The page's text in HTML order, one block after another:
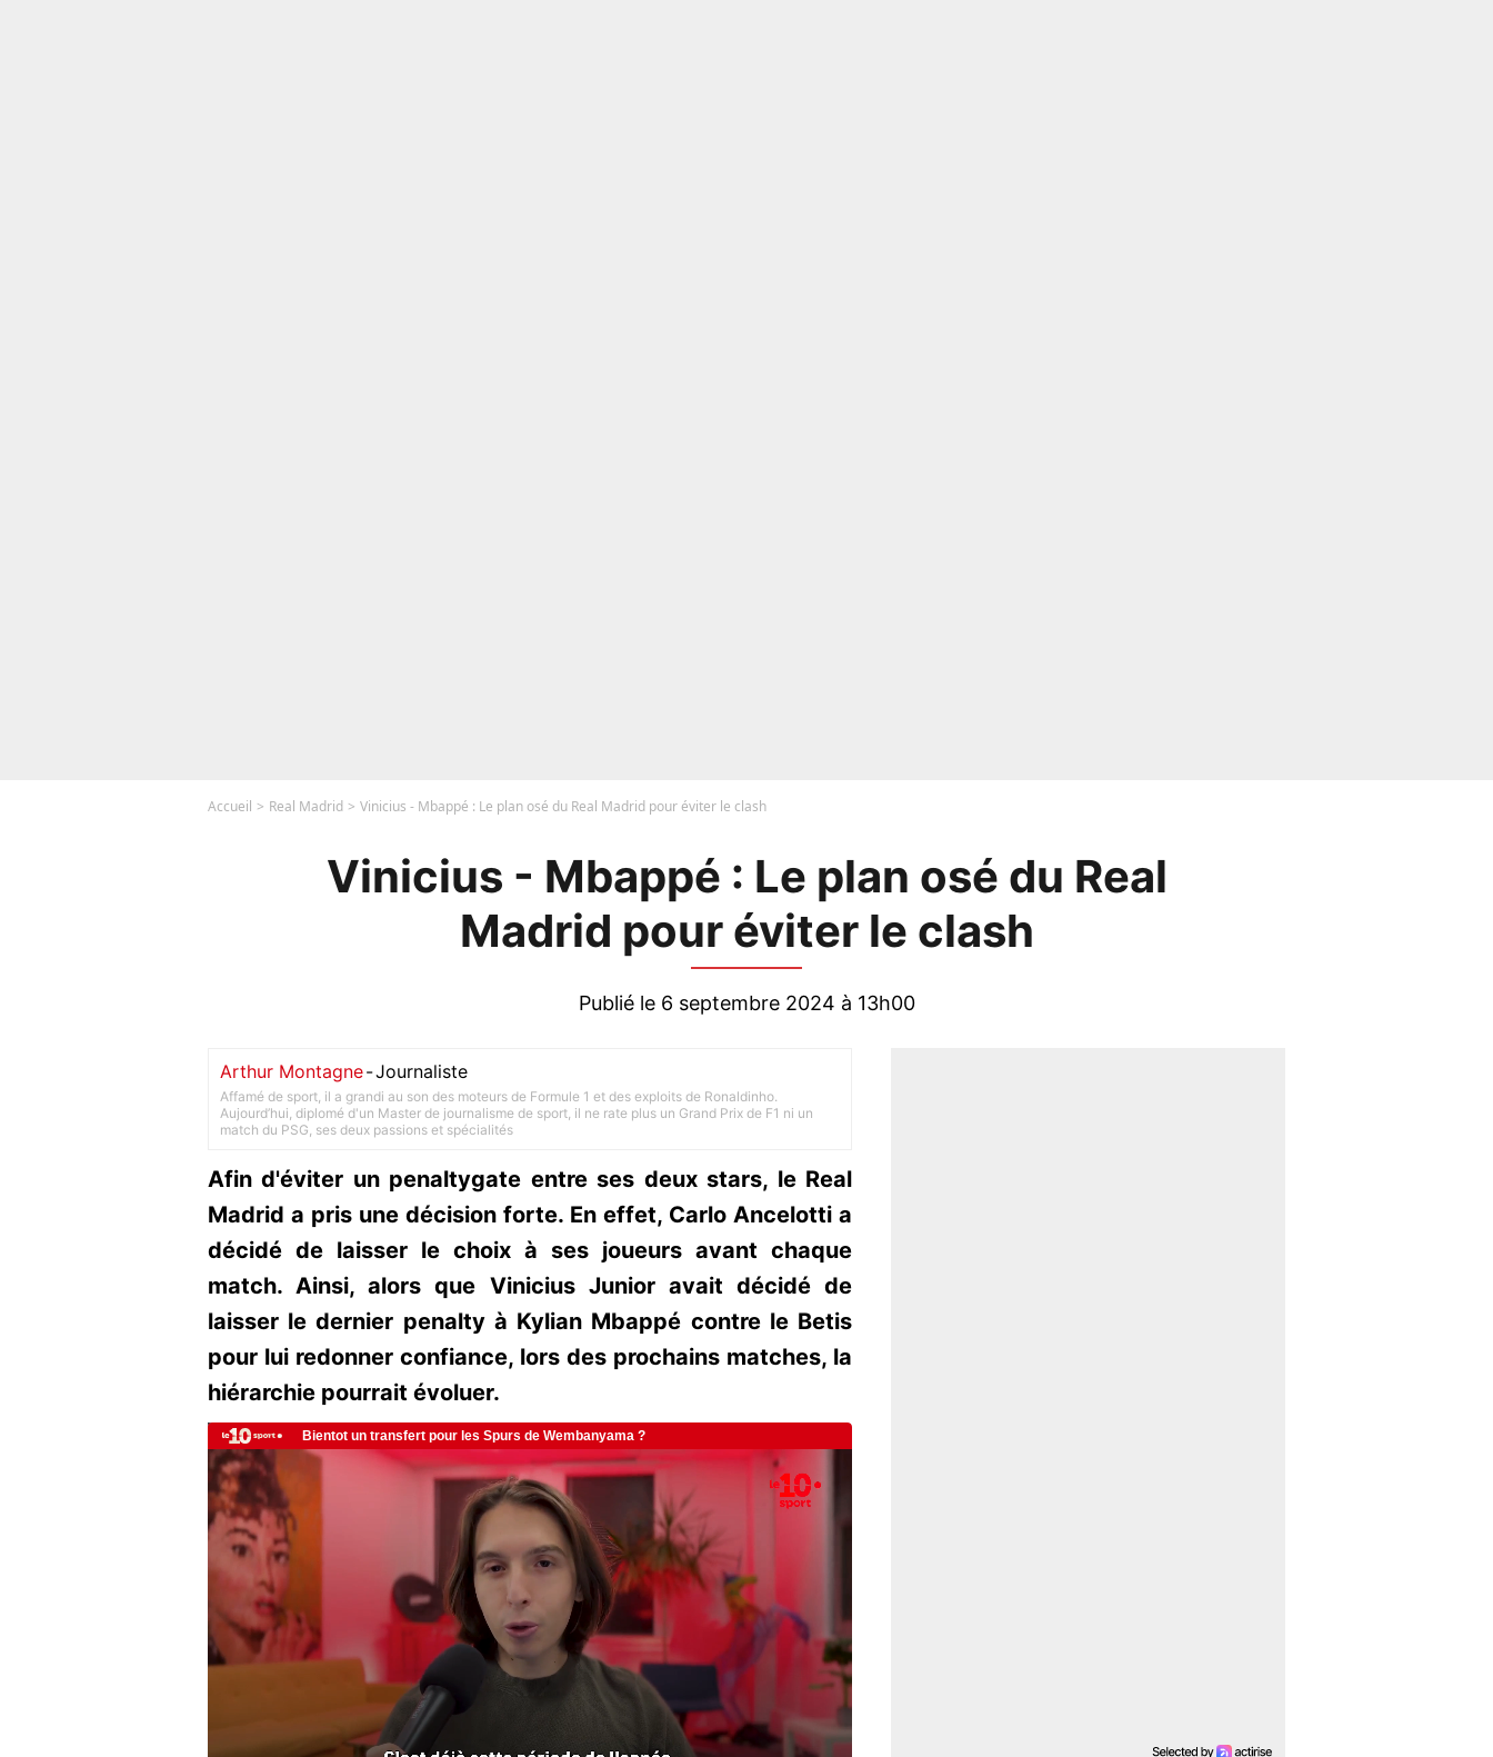
Accueil Real Madrid Vinicius - Mbappé : Le plan osé du Real Madrid pour éviter le clash
Vinicius - Mbappé : Le plan osé du Real
Madrid pour éviter le clash
Publié le 6 septembre 2024 à 13h00
Arthur Montagne-Journaliste
Affamé de sport, il a grandi au son des moteurs de Formule 1 et des exploits de Ronaldinho.
Aujourd’hui, diplomé d'un Master de journalisme de sport, il ne rate plus un Grand Prix de F1 ni un
match du PSG, ses deux passions et spécialités
Afin d'éviter un penaltygate entre ses deux stars, le Real
Madrid a pris une décision forte. En effet, Carlo Ancelotti a
décidé de laisser le choix à ses joueurs avant chaque
match. Ainsi, alors que Vinicius Junior avait décidé de
laisser le dernier penalty à Kylian Mbappé contre le Betis
pour lui redonner confiance, lors des prochains matches, la
hiérarchie pourrait évoluer.